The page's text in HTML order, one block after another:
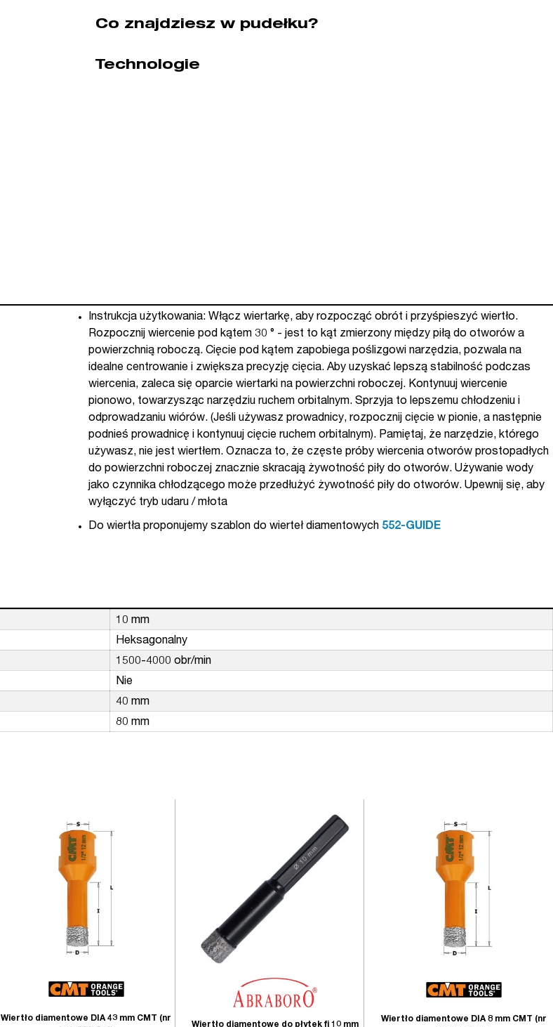
(nr
552-
Co znajdziesz w pudełku?
Technologie
Instrukcja użytkowania: Włącz wiertarkę, aby rozpocząć obrót i przyśpieszyć wiertło.
Rozpocznij wiercenie pod kątem 30 ° - jest to kąt zmierzony między piłą do otworów a
powierzchnią roboczą. Cięcie pod kątem zapobiega poślizgowi narzędzia, pozwala na
idealne centrowanie i zwiększa precyzję cięcia. Aby uzyskać lepszą stabilność podczas
wiercenia, zaleca się oparcie wiertarki na powierzchni roboczej. Kontynuuj wiercenie
pionowo, towarzysząc narzędziu ruchem orbitalnym. Sprzyja to lepszemu chłodzeniu i
odprowadzaniu wiórów. (Jeśli używasz prowadnicy, rozpocznij cięcie w pionie, a następnie
podnieś prowadnicę i kontynuuj cięcie ruchem orbitalnym). Pamiętaj, że narzędzie, którego
używasz, nie jest wiertłem. Oznacza to, że częste próby wiercenia otworów prostopadłych
do powierzchni roboczej znacznie skracają żywotność piły do otworów. Używanie wody
jako czynnika chłodzącego może przedłużyć żywotność piły do otworów. Upewnij się, aby
wyłączyć tryb udaru / młota
Do wiertła proponujemy szablon do wierteł diamentowych 552-GUIDE
10 mm
Heksagonalny
1500-4000 obr/min
Nie
40 mm
80 mm
Wiertło diamentowe DIA 43 mm CMT (nr
Wiertło diamentowe do płytek fi 10 mm
Wiertło diamentowe DIA 8 mm CMT (nr